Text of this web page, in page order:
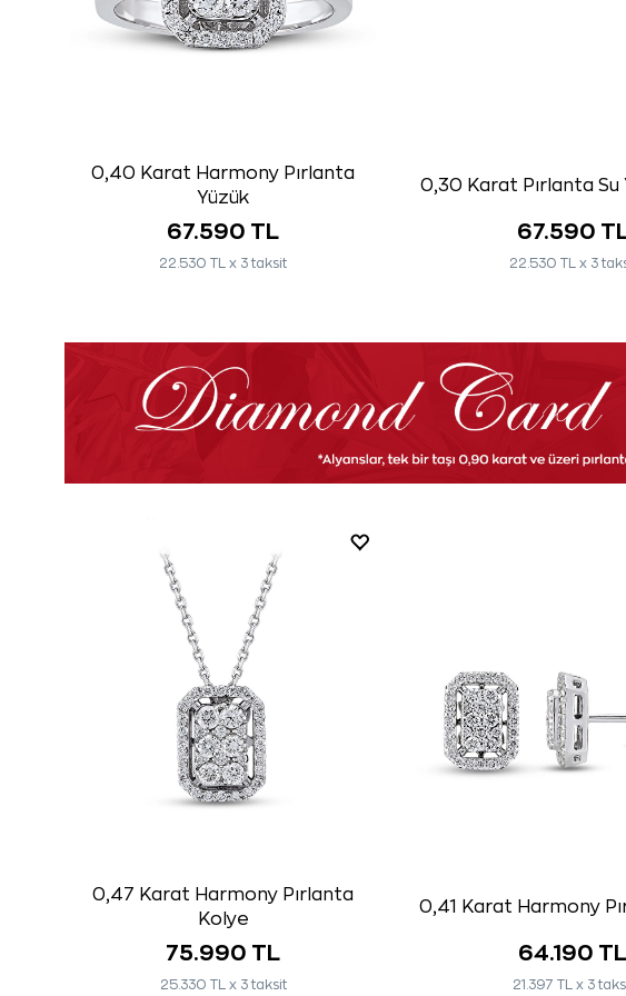
0,40 Karat Harmony Pırlanta
Yüzük
67.590 TL
22.530 TL x 3 taksit
0,30 Karat Pırlanta Su
67.590
22.530 TL x 3
0,47 Karat Harmony Pırlanta
Kolye
75.990 TL
25.330 TL x 3 taksit
0,41 Karat Harmony
64.190 TL
21.397 TL x 3